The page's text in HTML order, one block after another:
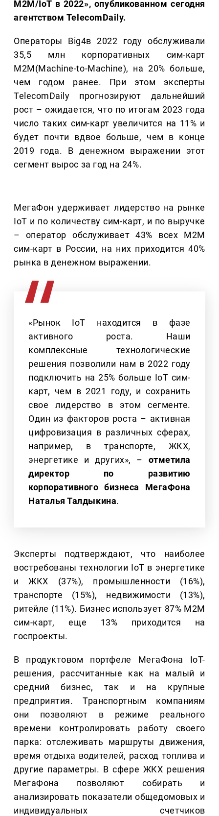
М2М/IoT в 2022», опубликованном сегодня
агентством TelecomDaily.
Операторы Big4в 2022 году обслуживали
35,5 млн корпоративных сим-карт
M2M(Machine-to-Machine), на 20% больше,
чем годом ранее. При этом эксперты
TelecomDaily прогнозируют дальнейший
рост – ожидается, что по итогам 2023 года
число таких сим-карт увеличится на 11% и
будет почти вдвое больше, чем в конце
2019 года. В денежном выражении этот
сегмент вырос за год на 24%.
МегаФон удерживает лидерство на рынке
IoT и по количеству сим-карт, и по выручке
– оператор обслуживает 43% всех М2М
сим-карт в России, на них приходится 40%
рынка в денежном выражении.
«Рынок IoT находится в фазе
активного роста. Наши
комплексные технологические
решения позволили нам в 2022 году
подключить на 25% больше IoT сим-
карт, чем в 2021 году, и сохранить
свое лидерство в этом сегменте.
Один из факторов роста – активная
цифровизация в различных сферах,
например, в транспорте, ЖКХ,
энергетике и других», – отметила
директор по развитию
корпоративного бизнеса МегаФона
Наталья Талдыкина.
Эксперты подтверждают, что наиболее
востребованы технологии IoT в энергетике
и ЖКХ (37%), промышленности (16%),
транспорте (15%), недвижимости (13%),
ритейле (11%). Бизнес использует 87% М2М
сим-карт, еще 13% приходится на
госпроекты.
В продуктовом портфеле МегаФона IoT-
решения, рассчитанные как на малый и
средний бизнес, так и на крупные
предприятия. Транспортным компаниям
они позволяют в режиме реального
времени контролировать работу своего
парка: отслеживать маршруты движения,
время отдыха водителей, расход топлива и
другие параметры. В сфере ЖКХ решения
МегаФона позволяют собирать и
анализировать показатели общедомовых и
индивидуальных счетчиков